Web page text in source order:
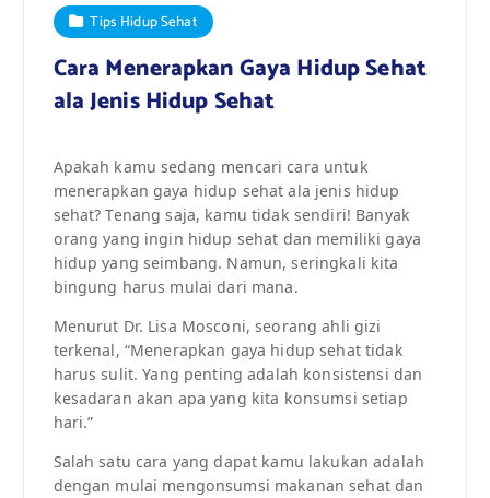
Tips Hidup Sehat
Cara Menerapkan Gaya Hidup Sehat
ala Jenis Hidup Sehat
Apakah kamu sedang mencari cara untuk
menerapkan gaya hidup sehat ala jenis hidup
sehat? Tenang saja, kamu tidak sendiri! Banyak
orang yang ingin hidup sehat dan memiliki gaya
hidup yang seimbang. Namun, seringkali kita
bingung harus mulai dari mana.
Menurut Dr. Lisa Mosconi, seorang ahli gizi
terkenal, “Menerapkan gaya hidup sehat tidak
harus sulit. Yang penting adalah konsistensi dan
kesadaran akan apa yang kita konsumsi setiap
hari.”
Salah satu cara yang dapat kamu lakukan adalah
dengan mulai mengonsumsi makanan sehat dan